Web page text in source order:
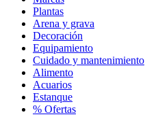
Plantas
Arena y grava
Decoración
Equipamiento
Cuidado y mantenimiento
Alimento
Acuarios
Estanque
% Ofertas